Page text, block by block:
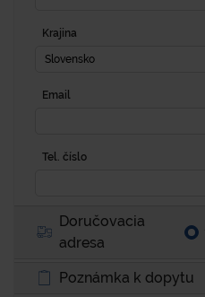
Krajina
Slovensko
Email
Tel. číslo
Doručovacia
adresa
Poznámka k dopytu